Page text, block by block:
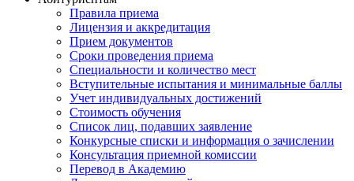
Правила приема
Лицензия и аккредитация
Прием документов
Сроки проведения приема
Специальности и количество мест
Вступительные испытания и минимальные баллы
Учет индивидуальных достижений
Стоимость обучения
Список лиц, подавших заявление
Конкурсные списки и информация о зачислении
Консультация приемной комиссии
Перевод в Академию